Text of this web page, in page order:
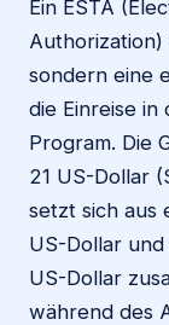
Ein ESTA
Authorization)
sondern eine
die Einreise in
Program. Die
21 US-Dollar
setzt sich aus
US-Dollar
US-Dollar
während des